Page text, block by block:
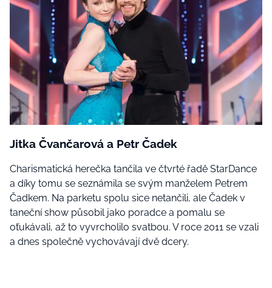
Jitka Čvančarová a Petr Čadek
Charismatická herečka tančila ve čtvrté řadě StarDance
a díky tomu se seznámila se svým manželem Petrem
Čadkem. Na parketu spolu sice netančili, ale Čadek v
taneční show působil jako poradce a pomalu se
oťukávali, až to vyvrcholilo svatbou. V roce 2011 se vzali
a dnes společně vychovávají dvě dcery.